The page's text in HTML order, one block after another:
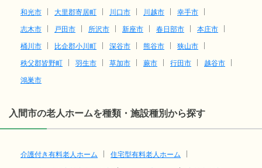
和光市
大里郡寄居町 川口市 川越市
幸手市
志木市
戸田市 所沢市 新座市 春日部市
本庄市
桶川市
比企郡小川町 深谷市 熊谷市
狭山市
秩父郡皆野町
羽生市 草加市 蕨市 行田市
越谷市
鴻巣市
入間市の老人ホームを種類・施設種別から探す
介護付き有料老人ホーム
住宅型有料老人ホーム